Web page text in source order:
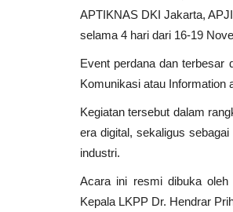
APTIKNAS DKI Jakarta,
selama 4 hari dari 16-19
Event perdana dan terbesar
Komunikasi atau Information
Kegiatan tersebut dalam
era digital, sekaligus
industri.
Acara ini resmi dibuka oleh
Kepala LKPP Dr. Hendrar